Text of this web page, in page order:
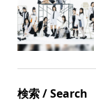
検索 / Search